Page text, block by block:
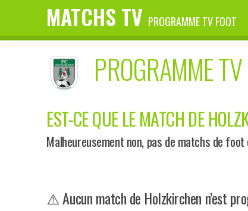
MATCHS TV PROGRAMME TV FOOT
PROGRAMME
EST-CE QUE LE MATCH DE
Malheureusement non, pas de matchs de
⚠️ Aucun match de Holzkirchen n’est